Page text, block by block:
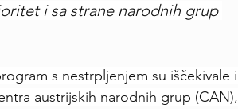
i sa strane narodnih grup
s nestrpljenjem su iščekivale i
austrijskih narodnih grup (CAN),